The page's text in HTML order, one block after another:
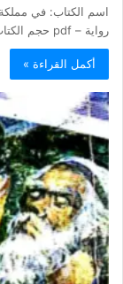
اسم الكتاب: في
رواية – pdf حجم الكتاب: 5.36 ميجابايت…
أكمل القراءة »